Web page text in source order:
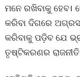
ମନେ ରଖିବାକୁ ହେବ।
କରିବା ଦିଗରେ
କରିବାକୁ ପଡ଼ିବ ଯେ
ତୃଷ୍ଟିକରଣର ରାଜନୀତି